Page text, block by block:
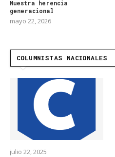
Nuestra herencia
generacional
mayo 22, 2026
COLUMNISTAS NACIONALES
julio 22, 2025